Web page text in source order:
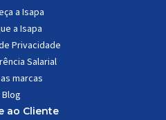
a Isapa
a Isapa
Privacidade
Salarial
marcas
Blog
ao Cliente